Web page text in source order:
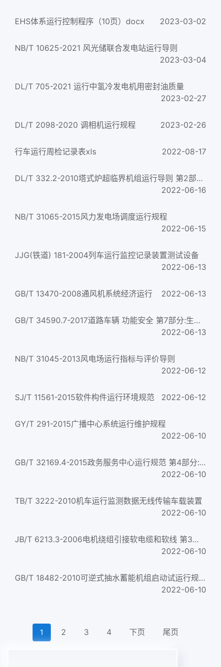
EHS体系运行控制程序（10页）docx 2023-03-02
NB/T 10625-2021 风光储联合发电站运行导则
2023-03-04
DL/T 705-2021 运行中氢冷发电机用密封油质量
2023-02-27
DL/T 2098-2020 调相机运行规程 2023-02-26
行车运行周检记录表xls 2022-08-17
DL/T 332.2-2010塔式炉超临界机组运行导则 第2部分：汽轮机运行导则
2022-06-16
NB/T 31065-2015风力发电场调度运行规程
2022-06-15
JJG(铁道) 181-2004列车运行监控记录装置测试设备
2022-06-13
GB/T 13470-2008通风机系统经济运行 2022-06-13
GB/T 34590.7-2017道路车辆 功能安全 第7部分:生产和运行
2022-06-13
NB/T 31045-2013风电场运行指标与评价导则
2022-06-12
SJ/T 11561-2015软件构件运行环境规范 2022-06-12
GY/T 291-2015广播中心系统运行维护规程
2022-06-10
GB/T 32169.4-2015政务服务中心运行规范 第4部分:窗口服务评价要求
2022-06-10
TB/T 3222-2010机车运行监测数据无线传输车载装置
2022-06-10
JB/T 6213.3-2006电机绕组引接软电缆和软线 第3部分:连续运行导体最高温度为90℃的软电缆和软线...
2022-06-10
GB/T 18482-2010可逆式抽水蓄能机组启动试运行规程
2022-06-10
1 2 3 4 下页 尾页